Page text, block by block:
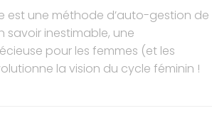
est une méthode d’auto-gestion de
savoir inestimable, une
pour les femmes (et les
la vision du cycle féminin !